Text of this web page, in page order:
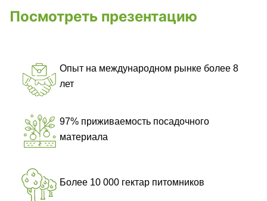
Посмотреть презентацию
Опыт на международном рынке более 8
лет
97% приживаемость посадочного
материала
Более 10 000 гектар питомников